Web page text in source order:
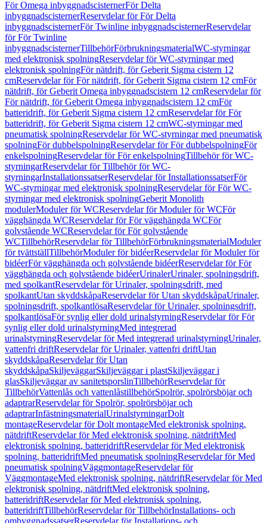
För Omega inbyggnadscisternerFör Delta
inbyggnadscisternerReservdelar för För Delta
inbyggnadscisternerFör Twinline inbyggnadscisternerReservdelar
för För Twinline
inbyggnadscisternerTillbehörFörbrukningsmaterialWC-styrningar
med elektronisk spolningReservdelar för WC-styrningar med
elektronisk spolningFör nätdrift, för Geberit Sigma cistern 12
cmReservdelar för För nätdrift, för Geberit Sigma cistern 12 cmFör
nätdrift, för Geberit Omega inbyggnadscistern 12 cmReservdelar för
För nätdrift, för Geberit Omega inbyggnadscistern 12 cmFör
batteridrift, för Geberit Sigma cistern 12 cmReservdelar för För
batteridrift, för Geberit Sigma cistern 12 cmWC-styrningar med
pneumatisk spolningReservdelar för WC-styrningar med pneumatisk
spolningFör dubbelspolningReservdelar för För dubbelspolningFör
enkelspolningReservdelar för För enkelspolningTillbehör för WC-
styrningarReservdelar för Tillbehör för WC-
styrningarInstallationssatserReservdelar för InstallationssatserFör
WC-styrningar med elektronisk spolningReservdelar för För WC-
styrningar med elektronisk spolningGeberit Monolith
modulerModuler för WCReservdelar för Moduler för WCFör
vägghängda WCReservdelar för För vägghängda WCFör
golvstående WCReservdelar för För golvstående
WCTillbehörReservdelar för TillbehörFörbrukningsmaterialModuler
för tvättställTillbehörModuler för bidéerReservdelar för Moduler för
bidéerFör vägghängda och golvstående bidéerReservdelar för För
vägghängda och golvstående bidéerUrinalerUrinaler, spolningsdrift,
med spolkantReservdelar för Urinaler, spolningsdrift, med
spolkantUtan skyddskåpaReservdelar för Utan skyddskåpaUrinaler,
spolningsdrift, spolkantlösaReservdelar för Urinaler, spolningsdrift,
spolkantlösaFör synlig eller dold urinalstyrningReservdelar för För
synlig eller dold urinalstyrningMed integrerad
urinalstyrningReservdelar för Med integrerad urinalstyrningUrinaler,
vattenfri driftReservdelar för Urinaler, vattenfri driftUtan
skyddskåpaReservdelar för Utan
skyddskåpaSkiljeväggarSkiljeväggar i plastSkiljeväggar i
glasSkiljeväggar av sanitetsporslinTillbehörReservdelar för
TillbehörVattenlås och vattenlåstillbehörSpolrör, spolrörsböjar och
adaptrarReservdelar för Spolrör, spolrörsböjar och
adaptrarInfästningsmaterialUrinalstyrningarDolt
montageReservdelar för Dolt montageMed elektronisk spolning,
nätdriftReservdelar för Med elektronisk spolning, nätdriftMed
elektronisk spolning, batteridriftReservdelar för Med elektronisk
spolning, batteridriftMed pneumatisk spolningReservdelar för Med
pneumatisk spolningVäggmontageReservdelar för
VäggmontageMed elektronisk spolning, nätdriftReservdelar för Med
elektronisk spolning, nätdriftMed elektronisk spolning,
batteridriftReservdelar för Med elektronisk spolning,
batteridriftTillbehörReservdelar för TillbehörInstallations- och
ombyggnadssatserReservdelar för Installations- och